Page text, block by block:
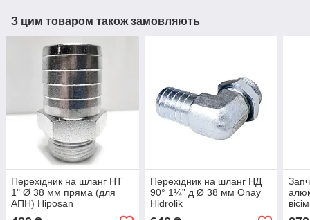
З цим товаром також замовляють
Перехідник на шланг НТ
1" Ø 38 мм пряма (для
АПН) Hiposan
Перехідник на шланг НД
90° 1¼” д Ø 38 мм Onay
Hidrolik